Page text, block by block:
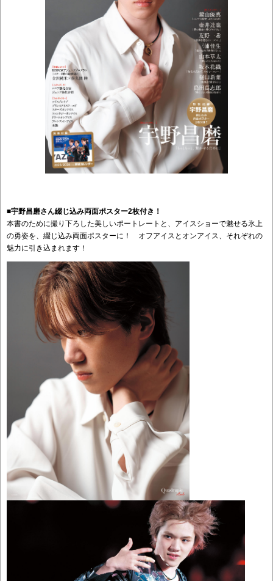
■宇野昌磨さん綴じ込み両面ポスター2枚付き！
本書のために撮り下ろした美しいポートレートと、アイスショーで魅せる氷上
の勇姿を、綴じ込み両面ポスターに！ オフアイスとオンアイス、それぞれの
魅力に引き込まれます！